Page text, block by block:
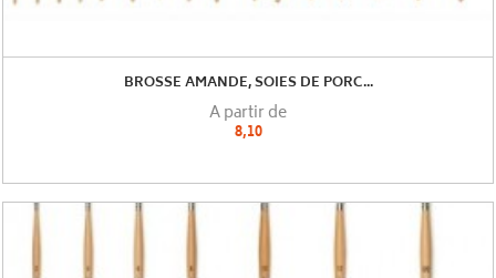
BROSSE AMANDE, SOIES DE PORC...
A partir de
8,10